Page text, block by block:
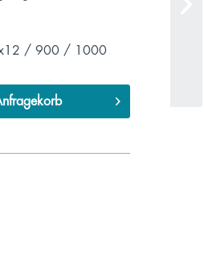
/ 900 / 1000